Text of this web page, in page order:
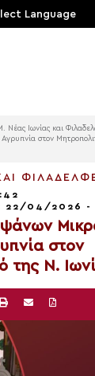
Language
Νέας Ιωνίας και
στον
22/04/2026 -
στον
της Ν.